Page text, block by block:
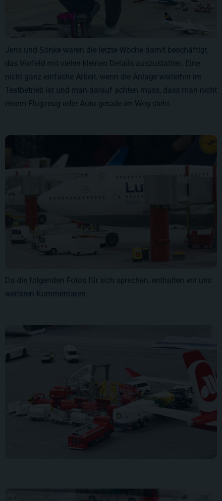
Jens und Sönke waren die letzte Woche damit beschäftigt,
das Vorfeld mit vielen kleinen Details auszustatten. Eine
nicht ganz einfache Arbeit, wenn die Anlage weiterhin im
Testbetrieb ist und man darauf achten muss, dass man nicht
einem Flugzeug oder Auto gerade im Weg steht.
Da die folgenden Fotos für sich sprechen, enthalten wir uns
weiteren Kommentaren.